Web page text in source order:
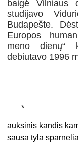
baigė Vilniaus
studijavo
Budapešte.
Europos
meno dienų“
debiutavo 1996
*
auksinis kandis
sausa tyla